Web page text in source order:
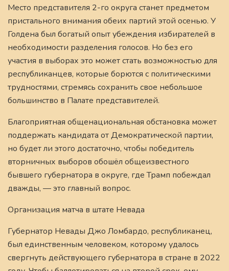
Место представителя 2-го округа станет предметом
пристального внимания обеих партий этой осенью. У
Голдена был богатый опыт убеждения избирателей в
необходимости разделения голосов. Но без его
участия в выборах это может стать возможностью для
республиканцев, которые борются с политическими
трудностями, стремясь сохранить свое небольшое
большинство в Палате представителей.
Благоприятная общенациональная обстановка может
поддержать кандидата от Демократической партии,
но будет ли этого достаточно, чтобы победитель
вторничных выборов обошёл общеизвестного
бывшего губернатора в округе, где Трамп побеждал
дважды, — это главный вопрос.
Организация матча в штате Невада
Губернатор Невады Джо Ломбардо, республиканец,
был единственным человеком, которому удалось
свергнуть действующего губернатора в стране в 2022